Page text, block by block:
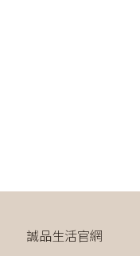
誠品生活官網